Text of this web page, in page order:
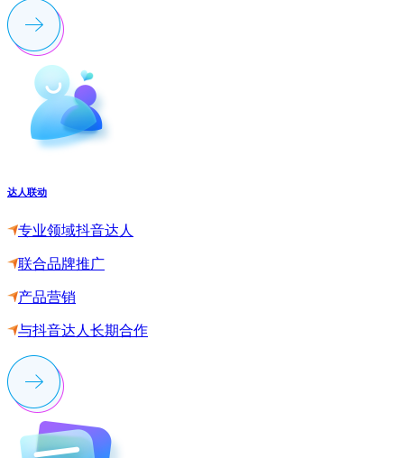
达人联动
专业领域抖音达人
联合品牌推广
产品营销
与抖音达人长期合作